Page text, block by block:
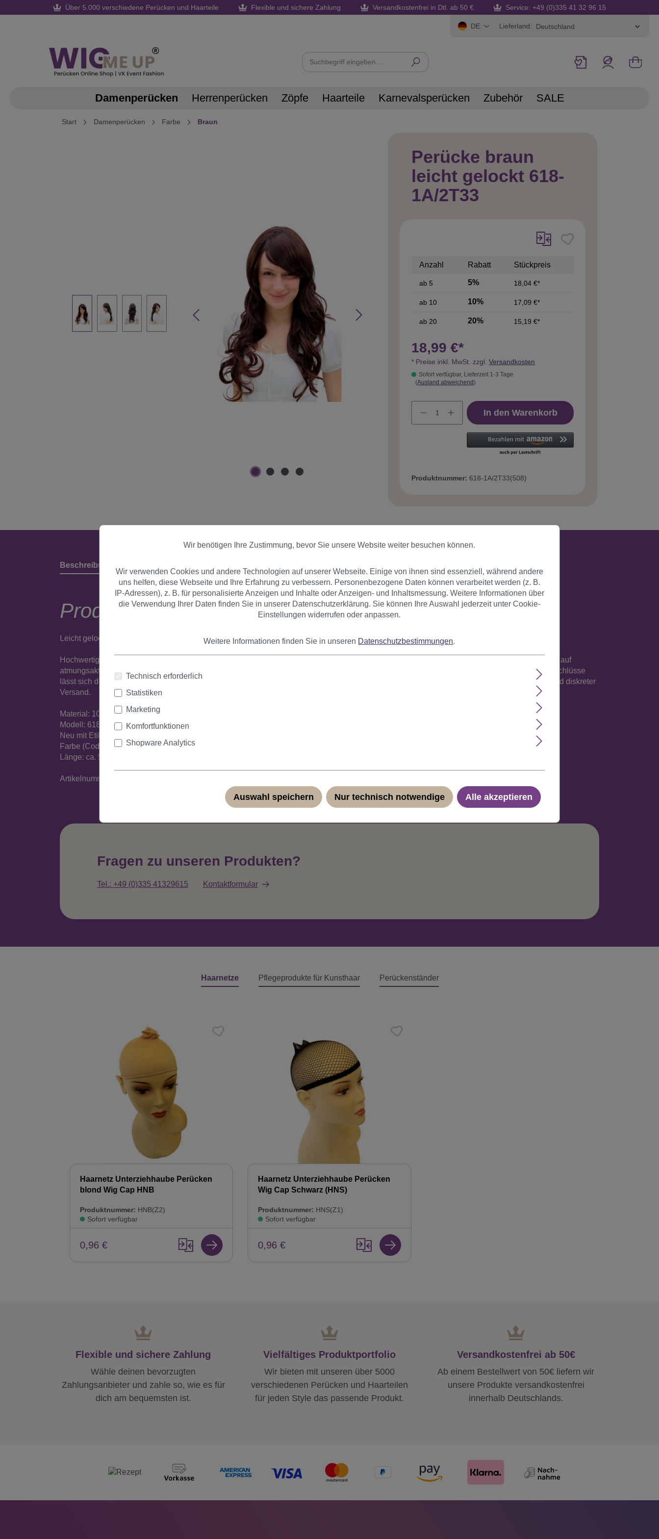
Zur Hauptnavigation springen
Über 5.000 verschiedene Perücken und Haarteile Flexible und sichere Zahlung Versandkostenfrei in Dtl. ab 50 € Service: +49 (0)335 41 32 96 15
DE Lieferland:
Damenperücken Herrenperücken Zöpfe Haarteile Karnevalsperücken Zubehör SALE
Start Damenperücken Farbe Braun
Perücke braun
leicht gelockt 618-
1A/2T33
Anzahl Rabatt Stückpreis
ab 5 5% 18,04 €*
ab 10 10% 17,09 €*
ab 20 20% 15,19 €*
18,99 €*
* Preise inkl. MwSt. zzgl. Versandkosten
Sofort verfügbar, Lieferzeit 1-3 Tage
(Ausland abweichend)
In den Warenkorb
Produktnummer: 618-1A/2T33(508)
Beschreibung
Produktbeschreibung
Leicht gelockte, lange Perücke in braun mit Scheitel. Länge ca. 55 cm. Farbe (Code): Braun (1A/2T33).
Hochwertige Perücke aus seidig glänzender, täuschend echt wirkender japanischer Kunstfaser. Das geringe Eigengewicht und die Verarbeitung auf
atmungsaktiven Tressen sorgen für ein angenehmes Tragegefühl. Im oberen Teil der Perücke ist ein Kopfhautimitat eingenäht. Durch Hakenverschlüsse
lässt sich die Größe bis zu einem Kopfumfang von 60 cm regulieren. Pflegehinweise in deutsch, englisch, italienisch und spanisch. Günstiger und diskreter
Versand.
Material: 100% Polyester
Modell: 618
Neu mit Etikett
Farbe (Code): Braun (1A/2T33)
Länge: ca. 55 cm
Artikelnummer: 618-1A/2T33(508)
Fragen zu unseren Produkten?
Tel.: +49 (0)335 41329615 Kontaktformular
Haarnetze Pflegeprodukte für Kunsthaar Perückenständer
Haarnetz Unterziehhaube Perücken
blond Wig Cap HNB
Produktnummer: HNB(Z2)
Sofort verfügbar
0,96 €
Haarnetz Unterziehhaube Perücken
Wig Cap Schwarz (HNS)
Produktnummer: HNS(Z1)
Sofort verfügbar
0,96 €
Flexible und sichere Zahlung
Wähle deinen bevorzugten
Zahlungsanbieter und zahle so, wie es für
dich am bequemsten ist.
Vielfältiges Produktportfolio
Wir bieten mit unseren über 5000
verschiedenen Perücken und Haarteilen
für jeden Style das passende Produkt.
Versandkostenfrei ab 50€
Ab einem Bestellwert von 50€ liefern wir
unsere Produkte versandkostenfrei
innerhalb Deutschlands.
Wir benötigen Ihre Zustimmung, bevor Sie unsere Website weiter besuchen können.
Wir verwenden Cookies und andere Technologien auf unserer Webseite. Einige von ihnen sind essenziell, während andere
uns helfen, diese Webseite und Ihre Erfahrung zu verbessern. Personenbezogene Daten können verarbeitet werden (z. B.
IP-Adressen), z. B. für personalisierte Anzeigen und Inhalte oder Anzeigen- und Inhaltsmessung. Weitere Informationen über
die Verwendung Ihrer Daten finden Sie in unserer Datenschutzerklärung. Sie können Ihre Auswahl jederzeit unter Cookie-
Einstellungen widerrufen oder anpassen.
Weitere Informationen finden Sie in unseren Datenschutzbestimmungen.
Technisch erforderlich
Statistiken
Marketing
Komfortfunktionen
Shopware Analytics
Auswahl speichern Nur technisch notwendige Alle akzeptieren